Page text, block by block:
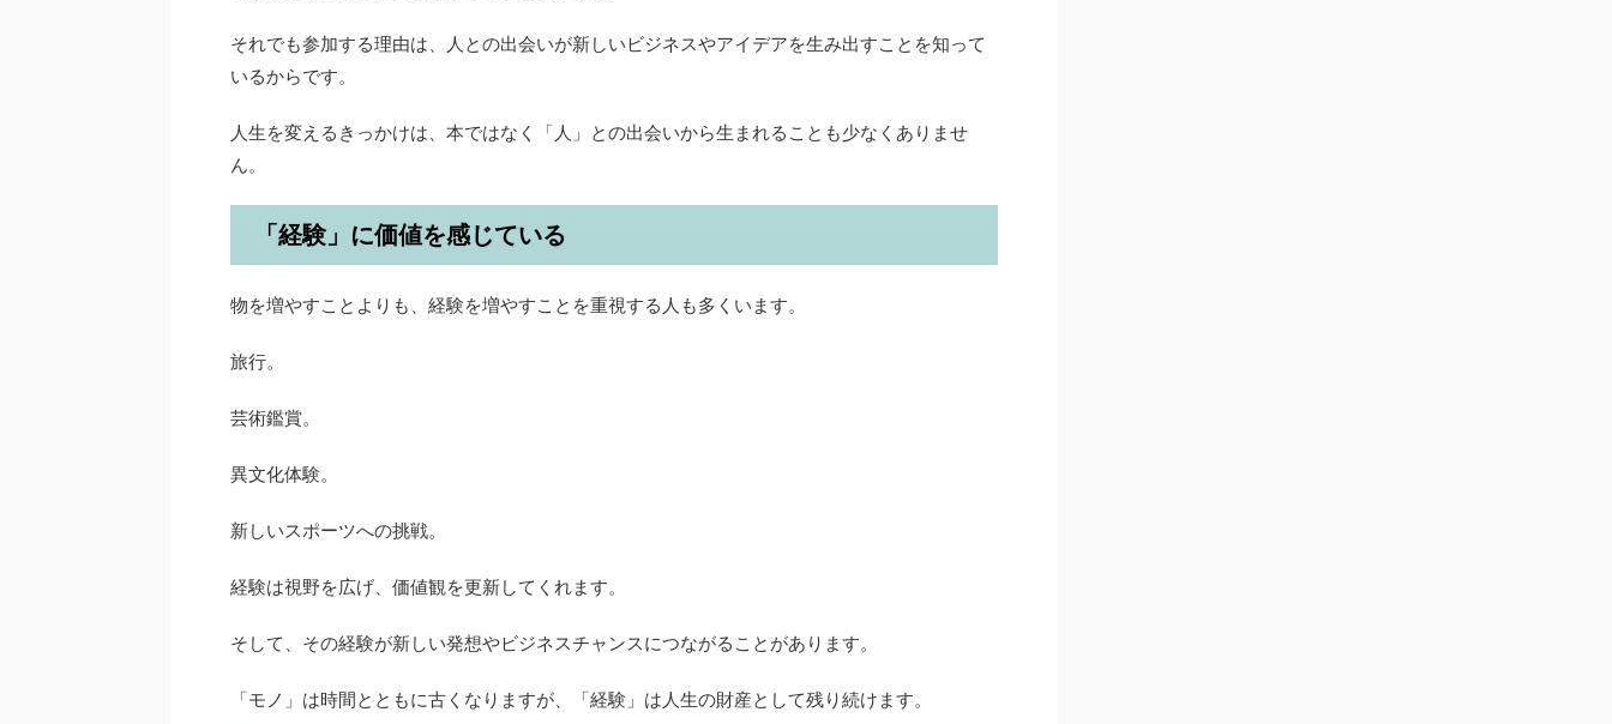
それでも参加する理由は、人との出会いが新しいビジネスやアイデアを生み出すことを知って
いるからです。
人生を変えるきっかけは、本ではなく「人」との出会いから生まれることも少なくありませ
ん。
「経験」に価値を感じている
物を増やすことよりも、経験を増やすことを重視する人も多くいます。
旅行。
芸術鑑賞。
異文化体験。
新しいスポーツへの挑戦。
経験は視野を広げ、価値観を更新してくれます。
そして、その経験が新しい発想やビジネスチャンスにつながることがあります。
「モノ」は時間とともに古くなりますが、「経験」は人生の財産として残り続けます。